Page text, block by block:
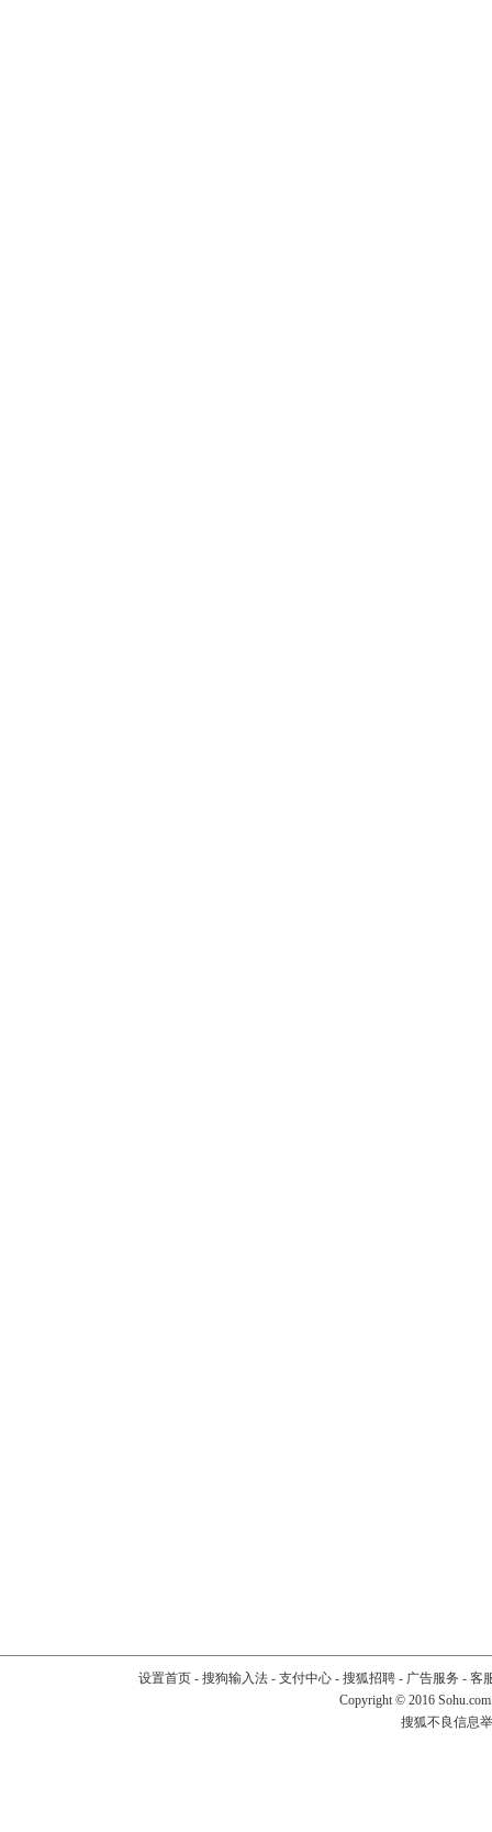
设置首页- 搜狗输入法- 支付中心- 搜狐招聘- 广告服务 - 客
Copyright © 2016
搜狐不良信息